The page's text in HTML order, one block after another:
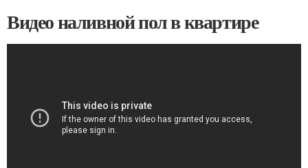
Видео наливной пол в квартире